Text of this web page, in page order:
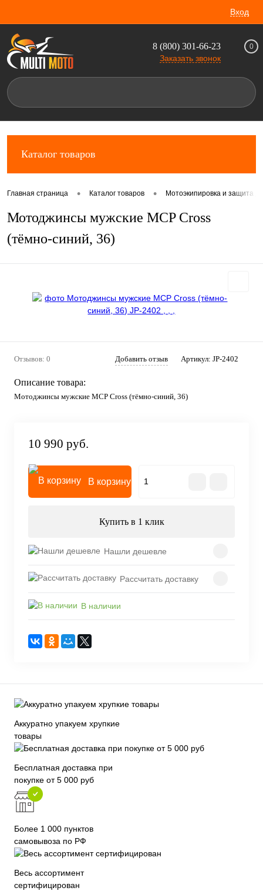
Вход
8 (800) 301-66-23
Заказать звонок
0
Каталог товаров
Главная страница • Каталог товаров • Мотоэкипировка и защита
Мотоджинсы мужские MCP Cross
(тёмно-синий, 36)
Отзывов: 0 Добавить отзыв Артикул: JP-2402
Описание товара:
Мотоджинсы мужские MCP Cross (тёмно-синий, 36)
10 990 руб.
В корзину
Купить в 1 клик
Нашли дешевле
Рассчитать доставку
В наличии
Аккуратно упакуем хрупкие
товары
Бесплатная доставка при
покупке от 5 000 руб
Более 1 000 пунктов
самовывоза по РФ
Весь ассортимент
сертифицирован